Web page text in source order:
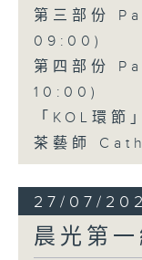
第三部份
09:00)
第四部份
10:00)
「KOL環節
茶藝師
27/07/
晨光第一